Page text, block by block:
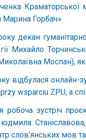
Краматорської
Марина Горбач»
декан
Михайло
Моспан),
відбулася онлайн-
wsparciu ZPU, а
робоча зустріч
слов’янських мов